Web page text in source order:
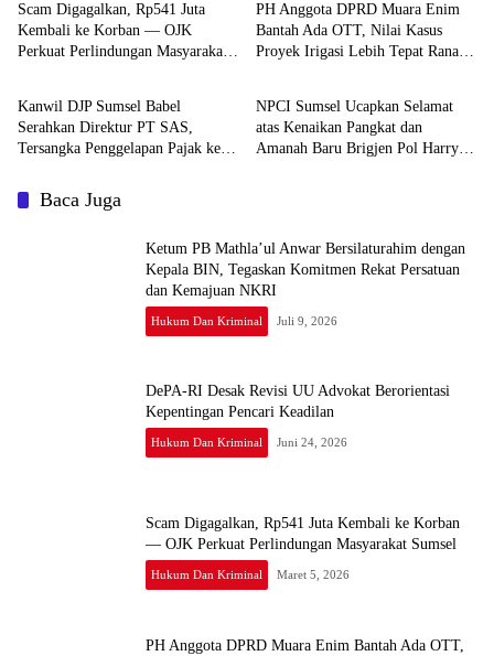
Scam Digagalkan, Rp541 Juta
Kembali ke Korban — OJK
Perkuat Perlindungan Masyarakat
PH Anggota DPRD Muara Enim
Bantah Ada OTT, Nilai Kasus
Proyek Irigasi Lebih Tepat Ranah
Hukum dan Kriminal
Kanwil DJP Sumsel Babel
Serahkan Direktur PT SAS,
Tersangka Penggelapan Pajak ke
Hukum dan Kriminal
NPCI Sumsel Ucapkan Selamat
atas Kenaikan Pangkat dan
Amanah Baru Brigjen Pol Harryo
Baca Juga
Ketum PB Mathla’ul Anwar Bersilaturahim dengan
Kepala BIN, Tegaskan Komitmen Rekat Persatuan
dan Kemajuan NKRI
Hukum Dan Kriminal Juli 9, 2026
DePA-RI Desak Revisi UU Advokat Berorientasi
Kepentingan Pencari Keadilan
Hukum Dan Kriminal Juni 24, 2026
Scam Digagalkan, Rp541 Juta Kembali ke Korban
— OJK Perkuat Perlindungan Masyarakat Sumsel
Hukum Dan Kriminal Maret 5, 2026
PH Anggota DPRD Muara Enim Bantah Ada OTT,